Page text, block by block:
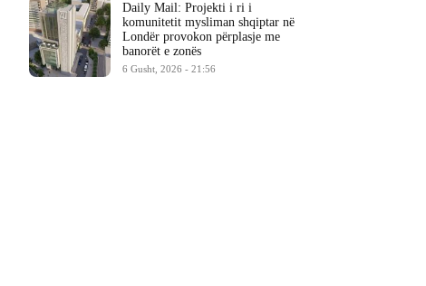
Daily Mail: Projekti i ri i
komunitetit mysliman shqiptar në
Londër provokon përplasje me
banorët e zonës
6 Gusht, 2026 - 21:56